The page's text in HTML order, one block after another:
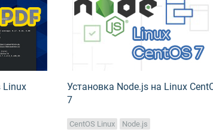
Linux
Установка Node.js на Linux
7
CentOS Linux Node.js